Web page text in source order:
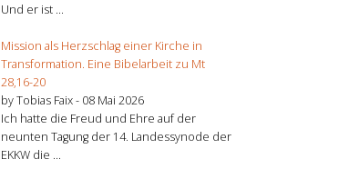
Und er ist ...
Mission als Herzschlag einer Kirche in
Transformation. Eine Bibelarbeit zu Mt
28,16-20
by Tobias Faix - 08 Mai 2026
Ich hatte die Freud und Ehre auf der
neunten Tagung der 14. Landessynode der
EKKW die ...